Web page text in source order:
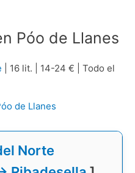
Póo de Llanes
| 16 lit. | 14-24 € | Todo el
de Llanes
Norte